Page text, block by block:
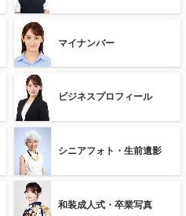
マイナンバー
ビジネスプロフィール
シニアフォト・生前遺影
和装成人式・卒業写真